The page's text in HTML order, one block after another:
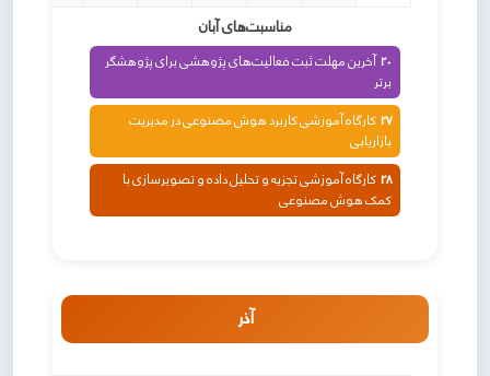
مناسبت‌های آبان
20 آخرین مهلت ثبت فعالیت‌های پژوهشی برای پژوهشگر
برتر
27 کارگاه آموزشی کاربرد هوش مصنوعی در مدیریت
بازاریابی
28 کارگاه آموزشی تجزیه و تحلیل داده و تصویرسازی با
کمک هوش مصنوعی
آذر